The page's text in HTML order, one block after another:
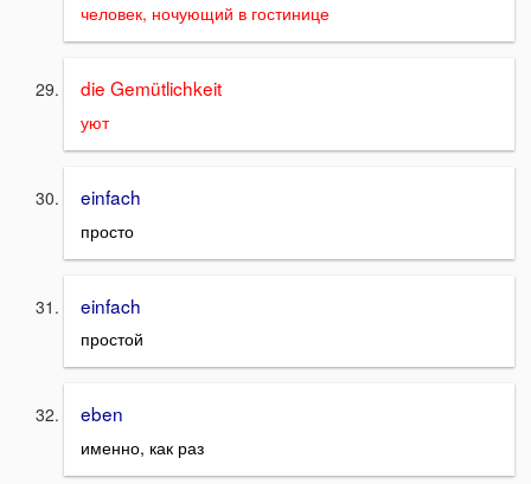
человек, ночующий в гостинице
die Gemütlichkeit
уют
einfach
просто
einfach
простой
eben
именно, как раз